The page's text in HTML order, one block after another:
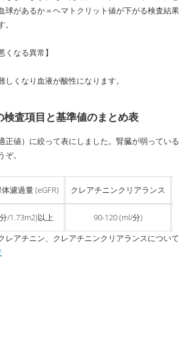
球があるか＝ヘマトクリット値が下がる検査結果
くなる異常】
くなり血液が酸性になります。
検査項目と基準値のまとめ表
正値）に絞って表にしました。腎臓が弱っている
。
濾過量 (eGFR)
/1.73m2)以上
クレアチニンクリアランス
90-120 (ml/分)
レアチニン、クレアチニンクリアランスについて